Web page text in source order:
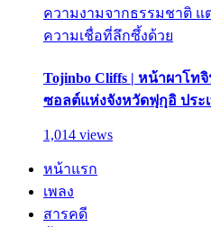
ความงามจากธรรมชาติ แ
ความเชื่อที่ลึกซึ้งด้วย
Tojinbo Cliffs | หน้าผาโ
ซอลต์แห่งจังหวัดฟุกุอิ ประ
1,014 views
หน้าแรก
เพลง
สารคดี